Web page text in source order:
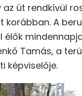
az út rendkívül
korábban. A
élők
Tamás, a
képviselője.